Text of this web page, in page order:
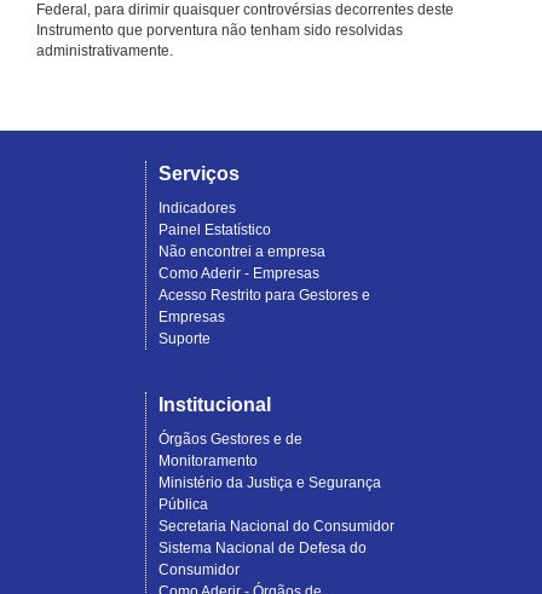
Federal, para dirimir quaisquer controvérsias decorrentes deste
Instrumento que porventura não tenham sido resolvidas
administrativamente.
Serviços
Indicadores
Painel Estatístico
Não encontrei a empresa
Como Aderir - Empresas
Acesso Restrito para Gestores e
Empresas
Suporte
Institucional
Órgãos Gestores e de
Monitoramento
Ministério da Justiça e Segurança
Pública
Secretaria Nacional do Consumidor
Sistema Nacional de Defesa do
Consumidor